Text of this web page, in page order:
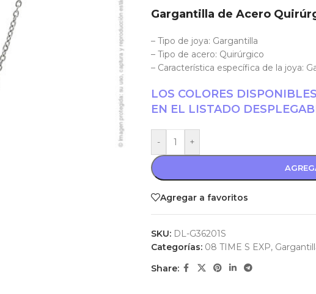
Gargantilla de Acero
– Tipo de joya: Gargantilla
– Tipo de acero: Quirúrgico
– Característica específica de la joya:
LOS COLORES
EN EL LISTADO
- +
Agregar a favoritos
SKU: DL-G36201S
Categorías: 08 TIME S EXP,
Share: